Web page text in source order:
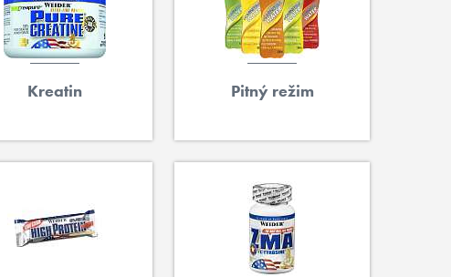
Kreatin Pitný režim